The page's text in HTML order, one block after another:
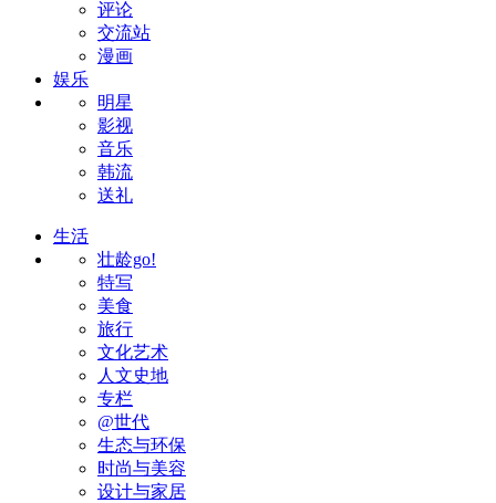
评论
交流站
漫画
娱乐
明星
影视
音乐
韩流
送礼
生活
壮龄go!
特写
美食
旅行
文化艺术
人文史地
专栏
@世代
生态与环保
时尚与美容
设计与家居